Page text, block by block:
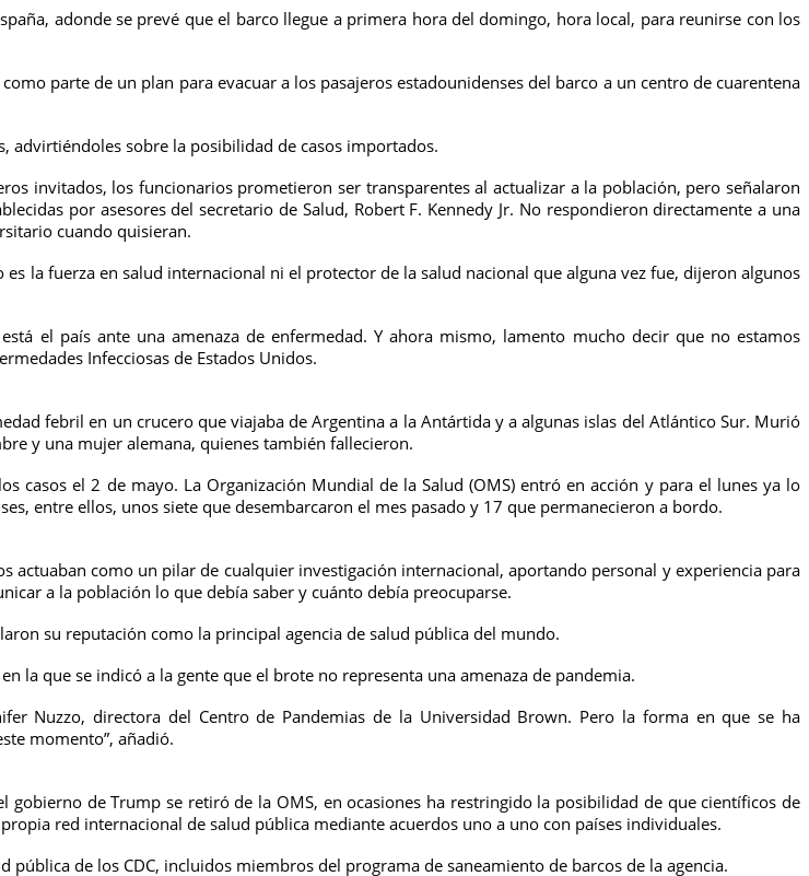
adonde se prevé que el barco llegue a primera hora del domingo, hora local, para reunirse con los
parte de un plan para evacuar a los pasajeros estadounidenses del barco a un centro de cuarentena
advirtiéndoles sobre la posibilidad de casos importados.
invitados, los funcionarios prometieron ser transparentes al actualizar a la población, pero señalaron
por asesores del secretario de Salud, Robert F. Kennedy Jr. No respondieron directamente a una
cuando quisieran.
la fuerza en salud internacional ni el protector de la salud nacional que alguna vez fue, dijeron algunos
el país ante una amenaza de enfermedad. Y ahora mismo, lamento mucho decir que no estamos
Infecciosas de Estados Unidos.
febril en un crucero que viajaba de Argentina a la Antártida y a algunas islas del Atlántico Sur. Murió
y una mujer alemana, quienes también fallecieron.
casos el 2 de mayo. La Organización Mundial de la Salud (OMS) entró en acción y para el lunes ya lo
entre ellos, unos siete que desembarcaron el mes pasado y 17 que permanecieron a bordo.
actuaban como un pilar de cualquier investigación internacional, aportando personal y experiencia para
a la población lo que debía saber y cuánto debía preocuparse.
su reputación como la principal agencia de salud pública del mundo.
la que se indicó a la gente que el brote no representa una amenaza de pandemia.
Nuzzo, directora del Centro de Pandemias de la Universidad Brown. Pero la forma en que se ha
momento”, añadió.
de Trump se retiró de la OMS, en ocasiones ha restringido la posibilidad de que científicos de
red internacional de salud pública mediante acuerdos uno a uno con países individuales.
de los CDC, incluidos miembros del programa de saneamiento de barcos de la agencia.